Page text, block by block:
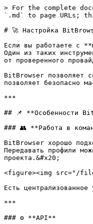
> For the complete documentation index, see [llms.txt](https://help.gonzoproxy.com/llms.txt). Markdown versions of documentation pages are available by appending `.md` to page URLs; this page is available as [Markdown](https://help.gonzoproxy.com/ru/nastroika-bitbrowser.md).

# 🚀 Настройка BitBrowser

Если вы работаете с **множеством аккаунтов**, автоматизируете процессы или просто хотите оставаться незаметным в сети — без хорошего антидетект-браузера не обойтись. Один из таких инструментов — [**BitBrowser**](https://www.bitbrowser.net/ru/). А чтобы ваш трафик был максимально защищён и стабилен, используйте его в паре с прокси от проверенного провайдера — [**GonzoProxy**](https://gonzoproxy.com/?utm_source=gitbook\&utm_medium=bitbrowser\&utm_content=ru).

BitBrowser позволяет создавать отдельные браузерные профили с уникальными *отпечатками*, эмулируя разные устройства и окружения. Это затрудняет их отслеживание и позволяет безопасно масштабировать любые задачи в интернете.

***

## 📌 **Особенности BitBrowser**

### 👥 **Работа в команде**

BitBrowser хорошо подходит для **командной работы**. Каждый сотрудник использует отдельный профиль с уникальными отпечатками, а сессии полностью изолированы. Передавать профили можно с помощью встроенного механизма экспорта/импорта. Это